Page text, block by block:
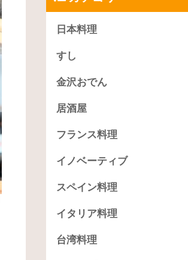
日本料理
すし
金沢おでん
居酒屋
フランス料理
イノベーティブ
スペイン料理
イタリア料理
台湾料理